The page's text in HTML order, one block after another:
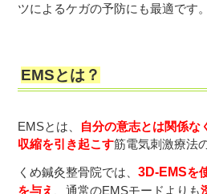
ツによるケガの予防にも最適です。
EMSとは？
EMSとは、 自分の意志とは関係な
収縮を引き起こす筋電気刺激療法
くめ鍼灸整骨院では、3D-EMSを
を与え
、通常のEMSモードよりも